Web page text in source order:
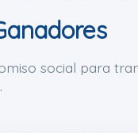
social para